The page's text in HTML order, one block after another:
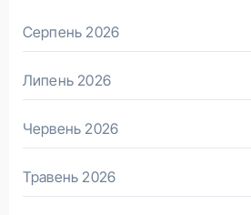
Серпень 2026
Липень 2026
Червень 2026
Травень 2026